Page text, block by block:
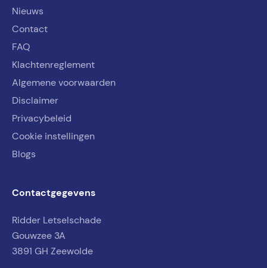
Nieuws
Contact
FAQ
Klachtenreglement
Algemene voorwaarden
Disclaimer
Privacybeleid
Cookie instellingen
Blogs
Contactgegevens
Ridder Letselschade
Gouwzee 3A
3891 GH Zeewolde